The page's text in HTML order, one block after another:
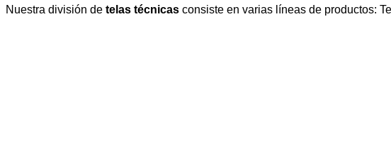
Nuestra división de telas técnicas consiste en varias líneas de productos: